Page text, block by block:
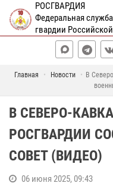
РОСГВАРДИЯ
Федеральная
гвардии
Главная Новости
В
В СЕВЕРО-
РОСГВАРДИИ
СОВЕТ (ВИДЕО)
06 июня 2025, 09:43